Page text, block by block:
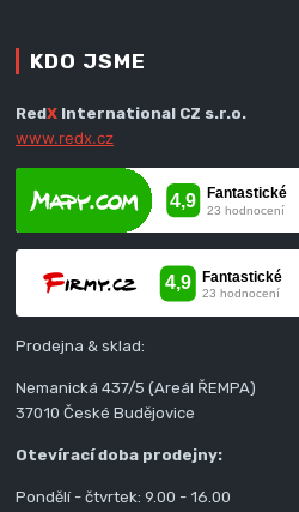
KDO JSME
RedX International CZ s.r.o.
www.redx.cz
Prodejna & sklad:
Nemanická 437/5 (Areál ŘEMPA)
37010 České Budějovice
Otevírací doba prodejny:
Pondělí - čtvrtek: 9.00 - 16.00